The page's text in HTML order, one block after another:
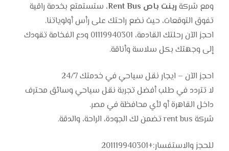
ومع شركة رينت باص Rent Bus
، ستستمتع بخدمة راقية
تفوق التوقعات، حيث نضع راحتك على رأس أولوياتنا.
احجز الآن رحلتك القادمة، 01119940301 ودع الفخامة تقودك
إلى وجهتك بكل سلاسة وأناقة.
احجز الآن – ايجار نقل سياحي في خدمتك 24/7
لا تتردد في طلب أفضل تجربة نقل سياحي وسائق محترف
داخل القاهرة أو لأي محافظة في مصر.
شركة rent bus تضمن لك الجودة، الراحة، والدقة.
للحجز والاستفسار:+201119940301